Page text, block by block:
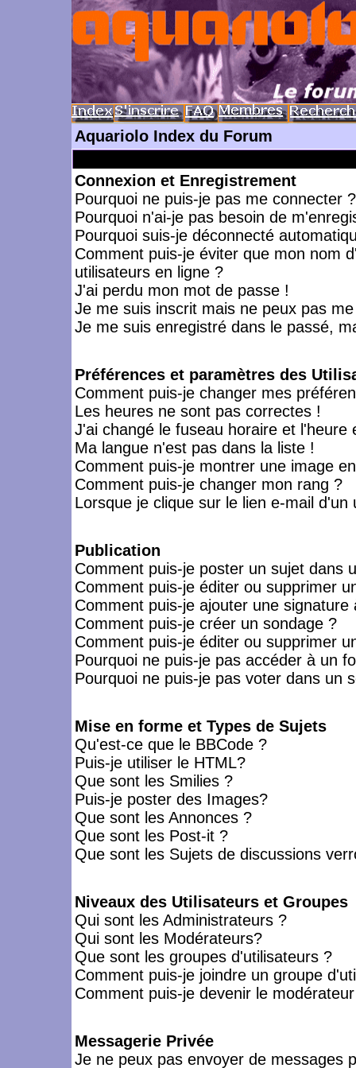
Aquariolo Index du Forum
Connexion et Enregistrement
Pourquoi ne puis-je pas me connecter ?
Pourquoi n'ai-je pas besoin de
Pourquoi suis-je déconnecté
Comment puis-je éviter que mon nom
utilisateurs en ligne ?
J'ai perdu mon mot de passe !
Je me suis inscrit mais ne peux pas
Je me suis enregistré dans le passé,
Préférences et paramètres des
Comment puis-je changer mes
Les heures ne sont pas correctes !
J'ai changé le fuseau horaire et l'heure
Ma langue n'est pas dans la liste !
Comment puis-je montrer une image
Comment puis-je changer mon rang ?
Lorsque je clique sur le lien e-mail
Publication
Comment puis-je poster un sujet dans
Comment puis-je éditer ou supprimer
Comment puis-je ajouter une signature
Comment puis-je créer un sondage ?
Comment puis-je éditer ou supprimer
Pourquoi ne puis-je pas accéder à un
Pourquoi ne puis-je pas voter dans un
Mise en forme et Types de Sujets
Qu'est-ce que le BBCode ?
Puis-je utiliser le HTML?
Que sont les Smilies ?
Puis-je poster des Images?
Que sont les Annonces ?
Que sont les Post-it ?
Que sont les Sujets de discussions
Niveaux des Utilisateurs et Groupes
Qui sont les Administrateurs ?
Qui sont les Modérateurs?
Que sont les groupes d'utilisateurs ?
Comment puis-je joindre un groupe
Comment puis-je devenir le
Messagerie Privée
Je ne peux pas envoyer de messages